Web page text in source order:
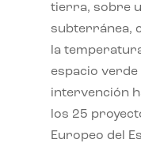
tierra, sobre
subterránea,
la
espacio
intervención
los 25
Europeo del